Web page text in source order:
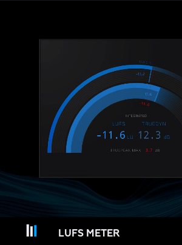
LUFS METER